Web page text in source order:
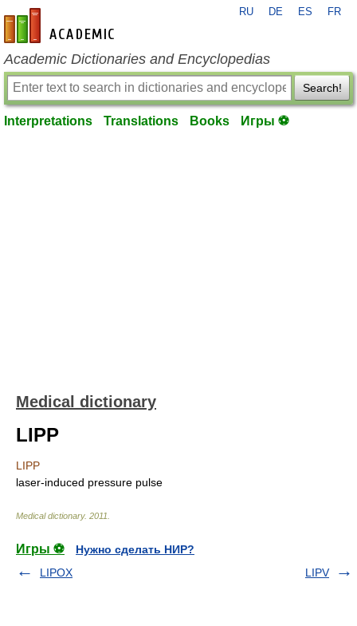
en-academic.com
RU DE ES FR
Academic Dictionaries and Encyclopedias
Search!
Interpretations Translations Books Игры ⚽
Medical dictionary
LIPP
LIPP
laser-induced pressure pulse
Medical dictionary. 2011
Игры ⚽
Нужно сделать НИР?
LIPOX
LIPV